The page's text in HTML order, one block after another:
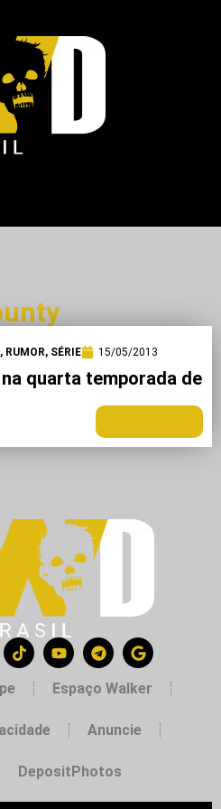
, RUMOR, SÉRIE 15/05/2013
quarta temporada de
Espaço Walker
Anuncie
DepositPhotos